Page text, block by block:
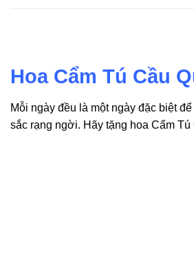
Hoa Cẩm Tú Cầu
Mỗi ngày đều là một ngày đặc biệt
sắc rạng ngời. Hãy tặng hoa Cẩm